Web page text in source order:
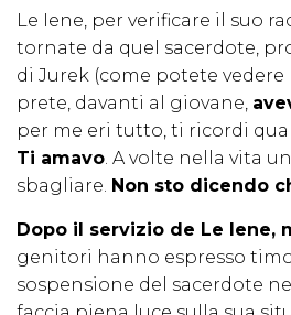
Le Iene, per verificare il suo
tornate da quel sacerdote,
di Jurek (come potete vedere
prete, davanti al giovane,
per me eri tutto, ti ricordi
Ti amavo. A volte nella vita
sbagliare. Non sto dicendo
Dopo il servizio de Le Iene,
genitori hanno espresso
sospensione del sacerdote